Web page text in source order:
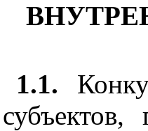
1.1.
субъектов,